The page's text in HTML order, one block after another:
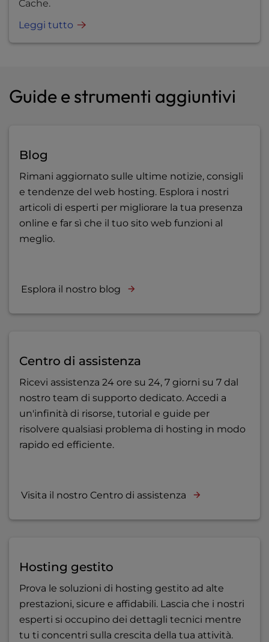
Cache.
Leggi tutto
Guide e strumenti aggiuntivi
Blog
Rimani aggiornato sulle ultime notizie, consigli
e tendenze del web hosting. Esplora i nostri
articoli di esperti per migliorare la tua presenza
online e far sì che il tuo sito web funzioni al
meglio.
Esplora il nostro blog
Centro di assistenza
Ricevi assistenza 24 ore su 24, 7 giorni su 7 dal
nostro team di supporto dedicato. Accedi a
un'infinità di risorse, tutorial e guide per
risolvere qualsiasi problema di hosting in modo
rapido ed efficiente.
Visita il nostro Centro di assistenza
Hosting gestito
Prova le soluzioni di hosting gestito ad alte
prestazioni, sicure e affidabili. Lascia che i nostri
esperti si occupino dei dettagli tecnici mentre
tu ti concentri sulla crescita della tua attività.